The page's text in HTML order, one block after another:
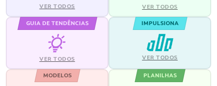
VER TODOS VER TODOS
GUIA DE TENDÊNCIAS
VER TODOS
IMPULSIONA
VER TODOS
MODELOS PLANILHAS